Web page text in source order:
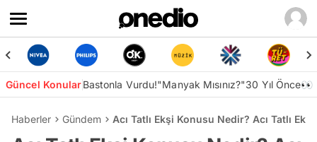
Güncel KonularBastonla Vurdu!"Manyak Mısınız?"30 Yıl Önce👀
Haberler Gündem Acı Tatlı Ekşi Konusu Nedir? Acı Tatlı